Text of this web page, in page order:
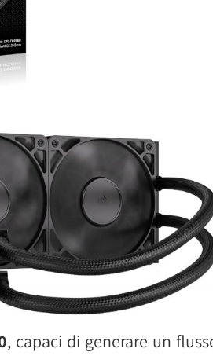
, capaci di generare un